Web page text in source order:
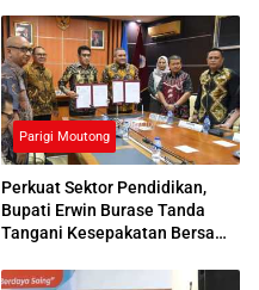
Parigi Moutong
Perkuat Sektor Pendidikan,
Bupati Erwin Burase Tanda
Tangani Kesepakatan Bersama